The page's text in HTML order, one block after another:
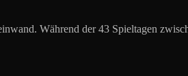
Während der 43 Spieltagen